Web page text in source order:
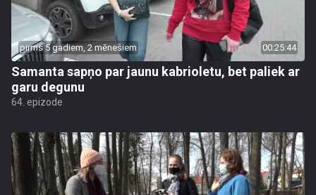
pirms 5 gadiem, 2 mēnešiem 00:25:44
Samanta sapņo par jaunu kabrioletu, bet paliek ar
garu degunu
64. epizode